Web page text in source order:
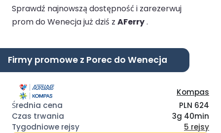
Sprawdź najnowszą dostępność i zarezerwuj
prom do Wenecja już dziś z AFerry.
Firmy promowe z Porec do Wenecja
Kompas
PLN 624
3g 40min
5 rejsy